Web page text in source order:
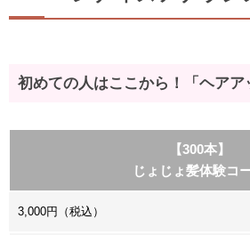
初めての人はここから！「ヘア
【300本】
じょじょ髪体験コ
3,000円（税込）